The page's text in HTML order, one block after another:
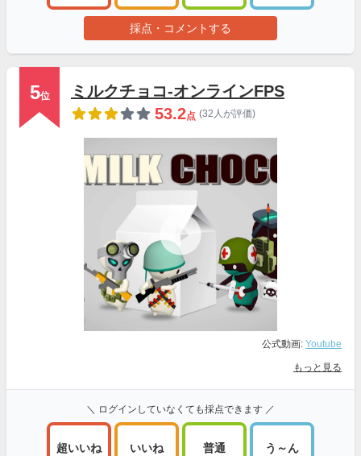
採点・コメントする
5位
ミルクチョコ-オンラインFPS
53.2点 (32人が評価)
公式動画: Youtube
もっと見る
＼ ログインしていなくても採点できます ／
超いいね いいね 普通 う～ん